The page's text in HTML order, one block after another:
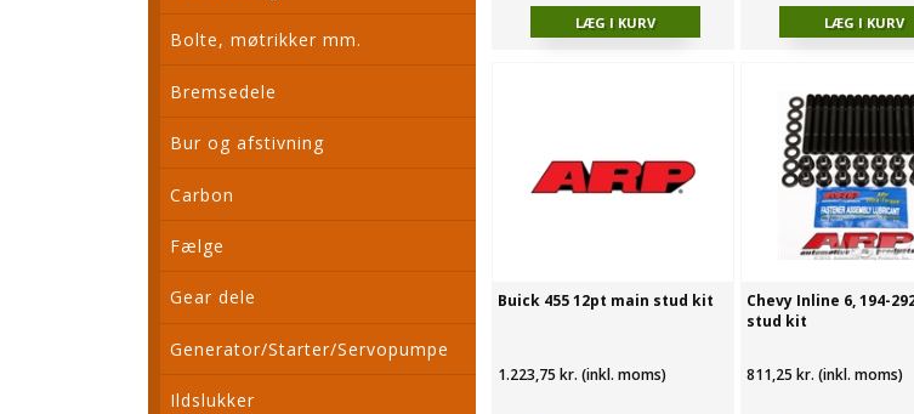
Bolte, møtrikker mm.
Bremsedele
Bur og afstivning
Carbon
Fælge
Gear dele
Generator/Starter/Servopumpe
Ildslukker
Buick 455 12pt main stud kit
1.223,75 kr. (inkl. moms)
Chevy Inline 6, 194-
stud kit
811,25 kr. (inkl. moms)